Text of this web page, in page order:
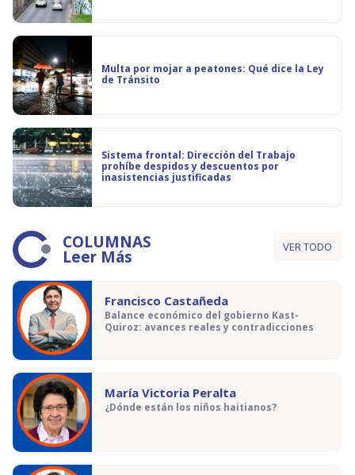
Multa por mojar a peatones: Qué dice la Ley
de Tránsito
Sistema frontal: Dirección del Trabajo
prohíbe despidos y descuentos por
inasistencias justificadas
COLUMNAS
Leer Más VER TODO
Francisco Castañeda
Balance económico del gobierno Kast-
Quiroz: avances reales y contradicciones
María Victoria Peralta
¿Dónde están los niños haitianos?